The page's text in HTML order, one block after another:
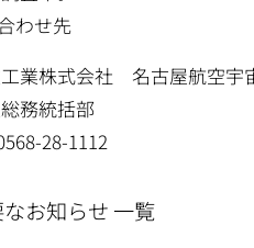
わせ先
業株式会社 名古屋航空宇
務統括部
28-1112
お知らせ 一覧